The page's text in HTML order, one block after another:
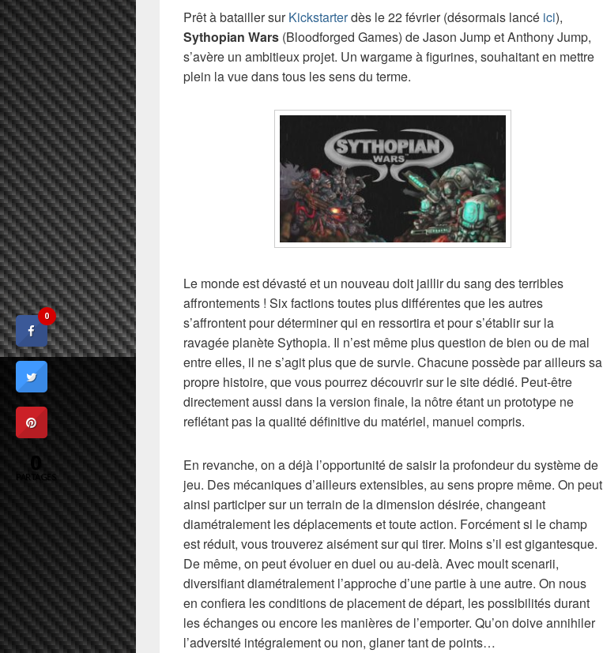
Prêt à batailler surKickstarterdès le 22 février (désormais lancé ici),
Sythopian Wars (Bloodforged Games) de Jason Jump et Anthony Jump,
s’avère un ambitieux projet. Un wargame à figurines, souhaitant en mettre
plein la vue dans tous les sens du terme.
Le monde est dévasté et un nouveau doit jaillir du sang des terribles
affrontements ! Six factions toutes plus différentes que les autres
s’affrontent pour déterminer qui en ressortira et pour s’établir sur la
ravagée planète Sythopia. Il n’est même plus question de bien ou de mal
entre elles, il ne s’agit plus que de survie. Chacune possède par ailleurs sa
propre histoire, que vous pourrez découvrir sur le site dédié. Peut-être
directement aussi dans la version finale, la nôtre étant un prototype ne
reflétant pas la qualité définitive du matériel, manuel compris.
En revanche, on a déjà l’opportunité de saisir la profondeur du système de
jeu. Des mécaniques d’ailleurs extensibles, au sens propre même. On peut
ainsi participer sur un terrain de la dimension désirée, changeant
diamétralement les déplacements et toute action. Forcément si le champ
est réduit, vous trouverez aisément sur qui tirer. Moins s’il est gigantesque.
De même, on peut évoluer en duel ou au-delà. Avec moult scenarii,
diversifiant diamétralement l’approche d’une partie à une autre. On nous
en confiera les conditions de placement de départ, les possibilités durant
les échanges ou encore les manières de l’emporter. Qu’on doive annihiler
l’adversité intégralement ou non, glaner tant de points…
0
0
PARTAGES